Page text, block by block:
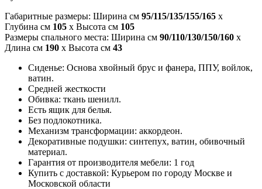
Габаритные размеры: Ширина см 95/115/135/155/165 x
Глубина см 105 x Высота см 105
Размеры спального места: Ширина см 90/110/130/150/160 x
Длина см 190 x Высота см 43
Сиденье: Основа хвойный брус и фанера, ППУ, войлок,
ватин.
Средней жесткости
Обивка: ткань шенилл.
Есть ящик для белья.
Без подлокотника.
Механизм трансформации: аккордеон.
Декоративные подушки: синтепух, ватин, обивочный
материал.
Гарантия от производителя мебели: 1 год
Купить с доставкой: Курьером по городу Москве и
Московской области